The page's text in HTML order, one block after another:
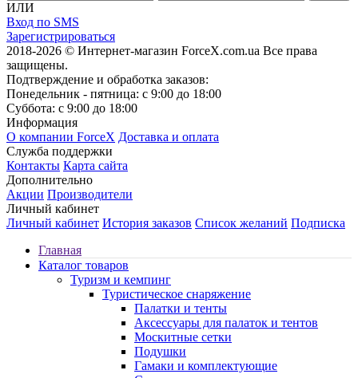
ИЛИ
Вход по SMS
Зарегистрироваться
2018-2026 © Интернет-магазин ForceX.com.ua Все права
защищены.
Подтверждение и обработка заказов:
Понедельник - пятница: с 9:00 до 18:00
Суббота: с 9:00 до 18:00
Информация
О компании ForceX Доставка и оплата
Служба поддержки
Контакты Карта сайта
Дополнительно
Акции Производители
Личный кабинет
Личный кабинет История заказов Список желаний Подписка
Главная
Каталог товаров
Туризм и кемпинг
Туристическое снаряжение
Палатки и тенты
Аксессуары для палаток и тентов
Москитные сетки
Подушки
Гамаки и комплектующие